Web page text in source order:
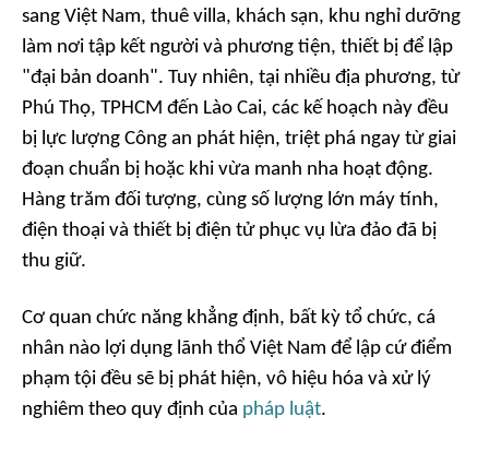
sang Việt Nam, thuê villa, khách sạn, khu nghỉ dưỡng
làm nơi tập kết người và phương tiện, thiết bị để lập
"đại bản doanh". Tuy nhiên, tại nhiều địa phương, từ
Phú Thọ, TPHCM đến Lào Cai, các kế hoạch này đều
bị lực lượng Công an phát hiện, triệt phá ngay từ giai
đoạn chuẩn bị hoặc khi vừa manh nha hoạt động.
Hàng trăm đối tượng, cùng số lượng lớn máy tính,
điện thoại và thiết bị điện tử phục vụ lừa đảo đã bị
thu giữ.
Cơ quan chức năng khẳng định, bất kỳ tổ chức, cá
nhân nào lợi dụng lãnh thổ Việt Nam để lập cứ điểm
phạm tội đều sẽ bị phát hiện, vô hiệu hóa và xử lý
nghiêm theo quy định của pháp luật.